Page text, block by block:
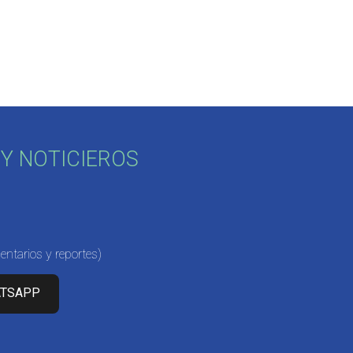
NOTICIEROS
y reportes)